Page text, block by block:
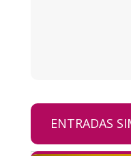
ENTRADAS